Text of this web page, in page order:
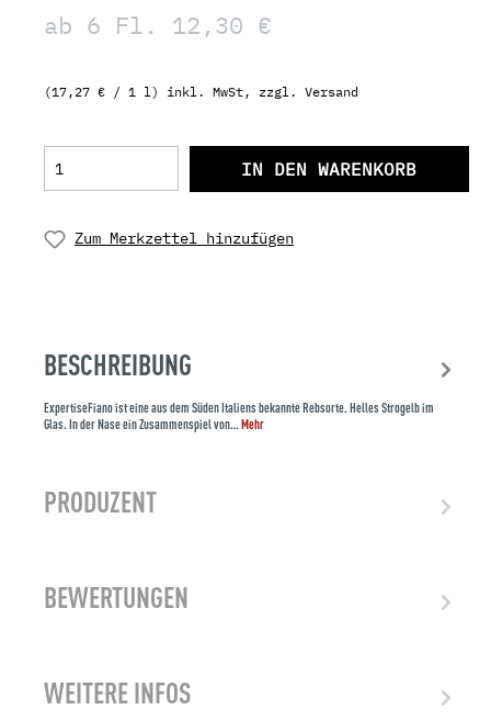
ab 6 Fl. 12,30 €
(17,27 € / 1 l) inkl. MwSt, zzgl. Versand
IN DEN WARENKORB
Zum Merkzettel hinzufügen
BESCHREIBUNG
ExpertiseFiano ist eine aus dem Süden Italiens bekannte Rebsorte. Helles Strogelb im
Glas. In der Nase ein Zusammenspiel von…Mehr
PRODUZENT
BEWERTUNGEN
WEITERE INFOS